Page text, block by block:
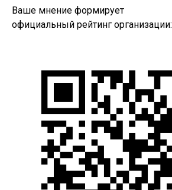
Ваше мнение формирует
официальный рейтинг организации: